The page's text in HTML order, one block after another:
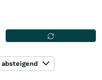
absteigend